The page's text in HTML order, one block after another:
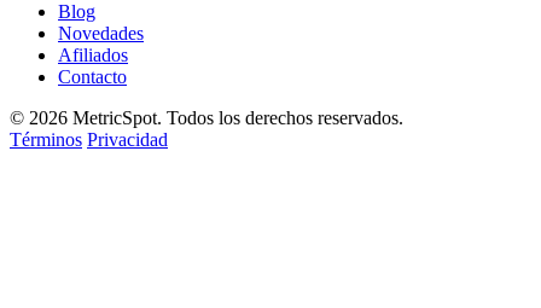
Blog
Novedades
Afiliados
Contacto
© 2026 MetricSpot. Todos los derechos reservados.
Términos Privacidad